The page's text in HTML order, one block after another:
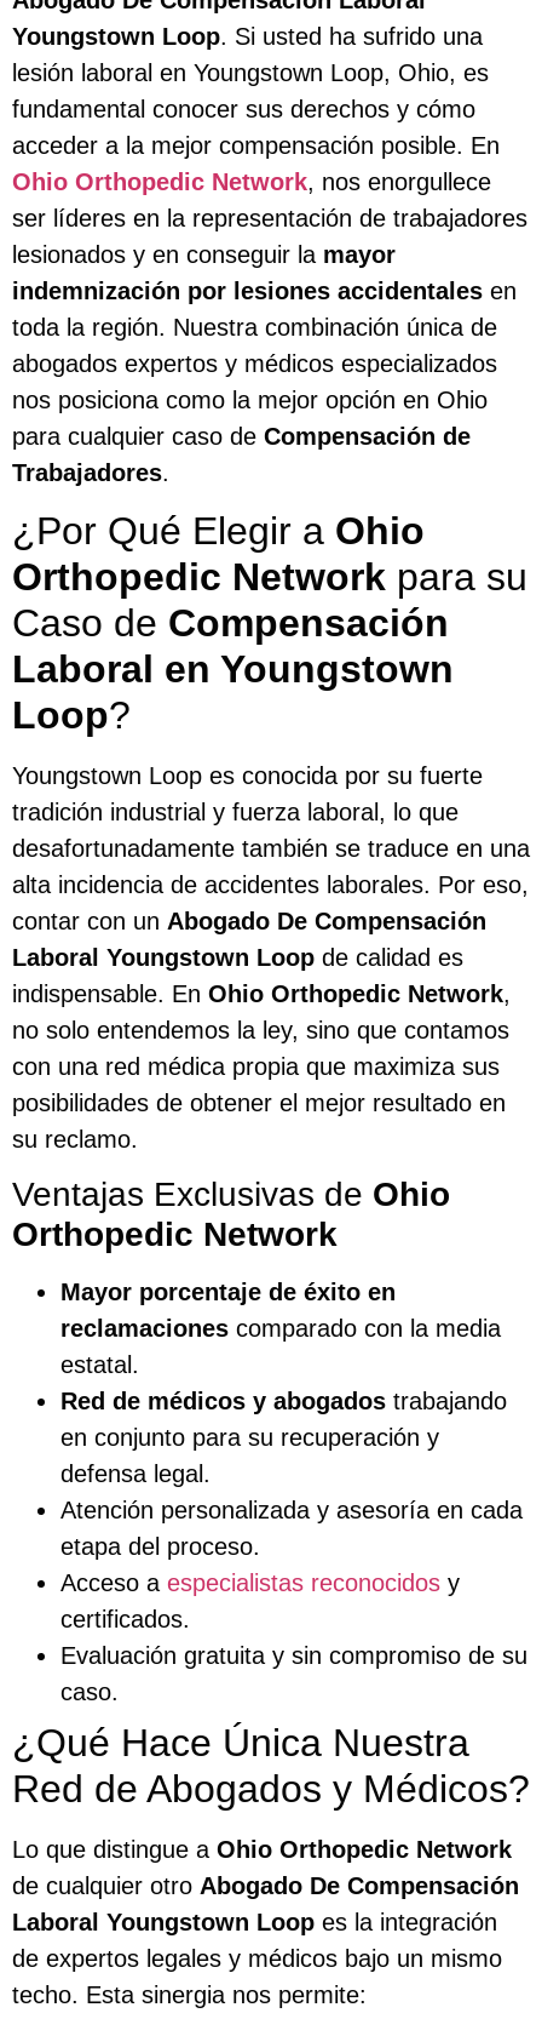
Youngstown Loop. Si usted ha sufrido una
lesión laboral en Youngstown Loop, Ohio, es
fundamental conocer sus derechos y cómo
acceder a la mejor compensación posible. En
Ohio Orthopedic Network, nos enorgullece
ser líderes en la representación de trabajadores
lesionados y en conseguir la mayor
indemnización por lesiones accidentales en
toda la región. Nuestra combinación única de
abogados expertos y médicos especializados
nos posiciona como la mejor opción en Ohio
para cualquier caso de Compensación de
Trabajadores.
¿Por Qué Elegir a Ohio
Orthopedic Network para su
Caso de Compensación
Laboral en Youngstown
Loop?
Youngstown Loop es conocida por su fuerte
tradición industrial y fuerza laboral, lo que
desafortunadamente también se traduce en una
alta incidencia de accidentes laborales. Por eso,
contar con un Abogado De Compensación
Laboral Youngstown Loop de calidad es
indispensable. En Ohio Orthopedic Network,
no solo entendemos la ley, sino que contamos
con una red médica propia que maximiza sus
posibilidades de obtener el mejor resultado en
su reclamo.
Ventajas Exclusivas de Ohio
Orthopedic Network
Mayor porcentaje de éxito en
reclamaciones comparado con la media
estatal.
Red de médicos y abogados trabajando
en conjunto para su recuperación y
defensa legal.
Atención personalizada y asesoría en cada
etapa del proceso.
Acceso a especialistas reconocidos y
certificados.
Evaluación gratuita y sin compromiso de su
caso.
¿Qué Hace Única Nuestra
Red de Abogados y Médicos?
Lo que distingue a Ohio Orthopedic Network
de cualquier otro Abogado De Compensación
Laboral Youngstown Loop es la integración
de expertos legales y médicos bajo un mismo
techo. Esta sinergia nos permite: